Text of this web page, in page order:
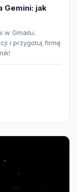
Gemini: jak
w Gmailu.
i przygotuj firmę